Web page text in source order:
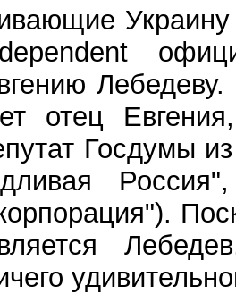
Украину
отец
Госдумы